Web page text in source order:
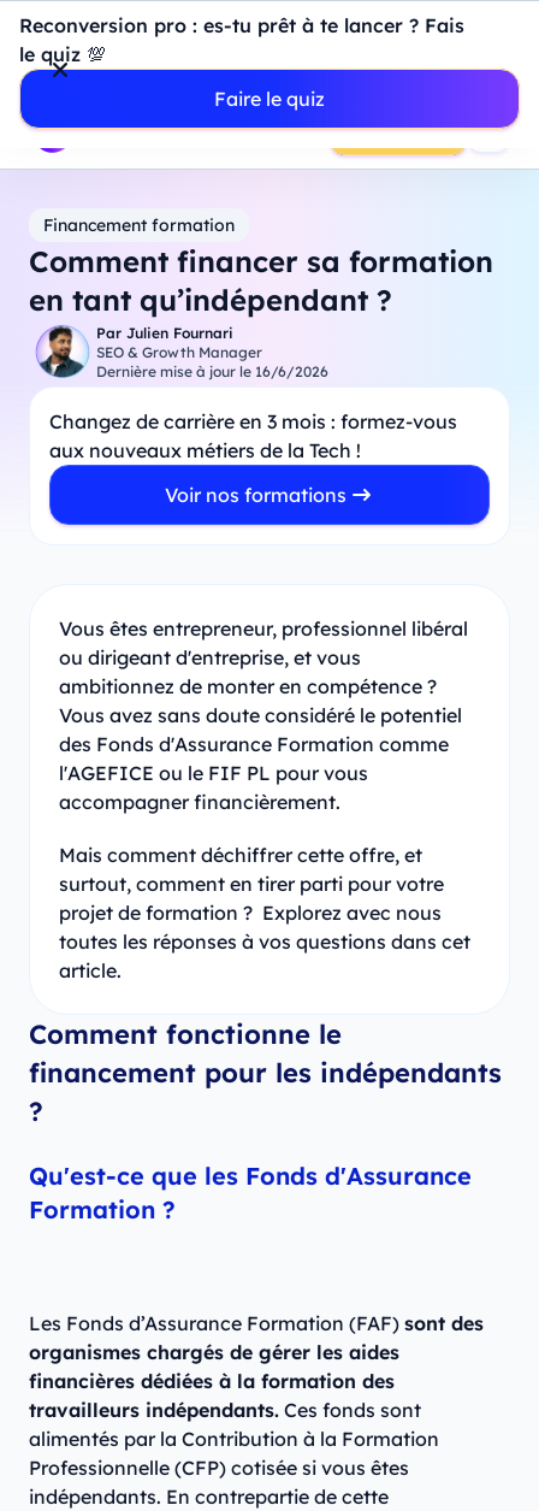
Reconversion pro : es-tu prêt à te lancer ? Fais
le quiz 💯
Faire le quiz
Introduction à Power BI : construisez votre premier
dashboard de A à Z
- Mardi 11 Août
18h00
Professionnels
Étudiants Parents Entreprises
Prendre RDV
Financement formation
Comment financer sa formation
en tant qu’indépendant ?
Par Julien Fournari
SEO & Growth Manager
Dernière mise à jour le 16/6/2026
Changez de carrière en 3 mois : formez-vous
aux nouveaux métiers de la Tech !
Voir nos formations
Vous êtes entrepreneur, professionnel libéral
ou dirigeant d'entreprise, et vous
ambitionnez de monter en compétence ?
Vous avez sans doute considéré le potentiel
des Fonds d'Assurance Formation comme
l'AGEFICE ou le FIF PL pour vous
accompagner financièrement.
Mais comment déchiffrer cette offre, et
surtout, comment en tirer parti pour votre
projet de formation ? Explorez avec nous
toutes les réponses à vos questions dans cet
article.
Comment fonctionne le
financement pour les indépendants
?
Qu'est-ce que les Fonds d'Assurance
Formation ?
Les Fonds d’Assurance Formation (FAF) sont des
organismes chargés de gérer les aides
financières dédiées à la formation des
travailleurs indépendants. Ces fonds sont
alimentés par la Contribution à la Formation
Professionnelle (CFP) cotisée si vous êtes
indépendants. En contrepartie de cette